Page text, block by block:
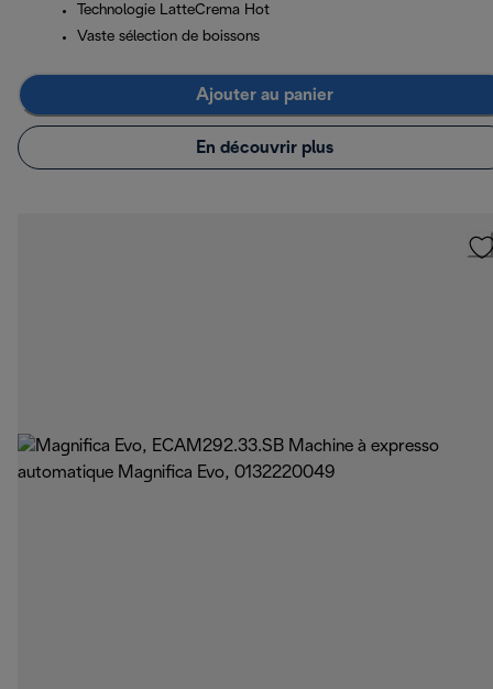
Technologie LatteCrema Hot
Vaste sélection de boissons
Ajouter au panier
En découvrir plus